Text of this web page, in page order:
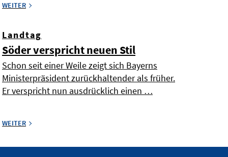
WEITER
Landtag
Söder verspricht neuen Stil
Schon seit einer Weile zeigt sich Bayerns
Ministerpräsident zurückhaltender als früher.
Er verspricht nun ausdrücklich einen …
WEITER